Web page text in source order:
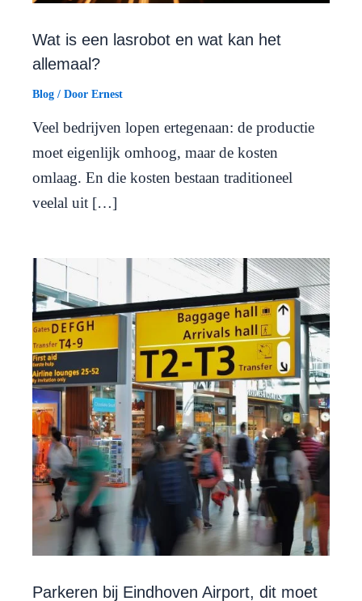
Wat is een lasrobot en wat kan het
allemaal?
Blog / Door Ernest
Veel bedrijven lopen ertegenaan: de productie
moet eigenlijk omhoog, maar de kosten
omlaag. En die kosten bestaan traditioneel
veelal uit […]
Parkeren bij Eindhoven Airport, dit moet